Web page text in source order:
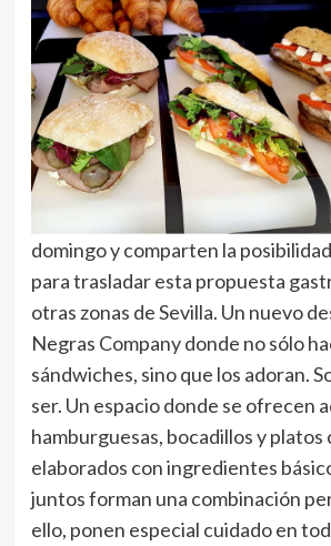
domingo y comparten la
para trasladar esta propuesta
otras zonas de Sevilla. Un nuevo
Negras Company donde no sólo
sándwiches, sino que los adoran.
ser. Un espacio donde se ofrecen
hamburguesas, bocadillos y platos
elaborados con ingredientes
juntos forman una combinación
ello, ponen especial cuidado en